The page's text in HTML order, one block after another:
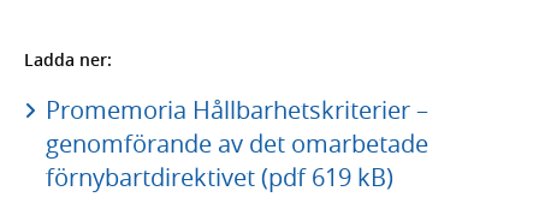
Ladda ner:
Promemoria Hållbarhetskriterier –
genomförande av det omarbetade
förnybartdirektivet (pdf 619 kB)